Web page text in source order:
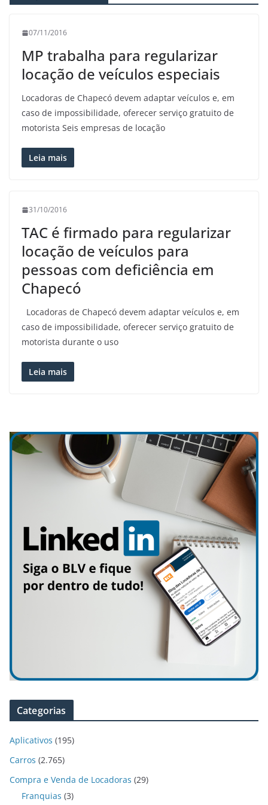
07/11/2016
MP trabalha para regularizar
locação de veículos especiais
Locadoras de Chapecó devem adaptar veículos e, em
caso de impossibilidade, oferecer serviço gratuito de
motorista Seis empresas de locação
Leia mais
31/10/2016
TAC é firmado para regularizar
locação de veículos para
pessoas com deficiência em
Chapecó
Locadoras de Chapecó devem adaptar veículos e, em
caso de impossibilidade, oferecer serviço gratuito de
motorista durante o uso
Leia mais
Categorias
Aplicativos (195)
Carros (2.765)
Compra e Venda de Locadoras (29)
Franquias (3)